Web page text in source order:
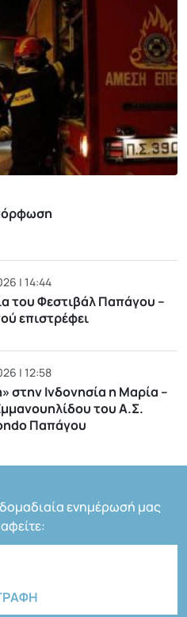
| 14:44
του Φεστιβάλ Παπάγου –
επιστρέφει
| 12:58
στην Ινδονησία η Μαρία –
του Α.Σ.
Παπάγου
ενημέρωσή μας